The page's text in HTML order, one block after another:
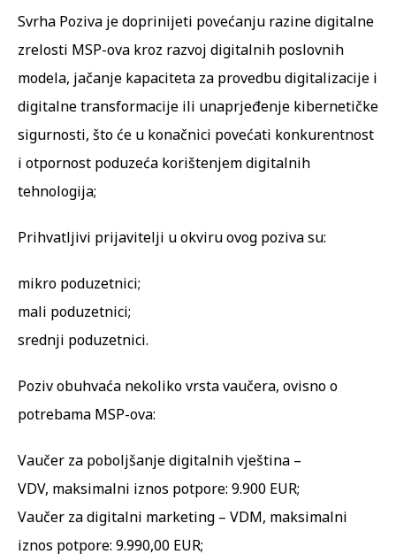
Svrha Poziva je doprinijeti povećanju razine digitalne
zrelosti MSP-ova kroz razvoj digitalnih poslovnih
modela, jačanje kapaciteta za provedbu digitalizacije i
digitalne transformacije ili unaprjeđenje kibernetičke
sigurnosti, što će u konačnici povećati konkurentnost
i otpornost poduzeća korištenjem digitalnih
tehnologija;
Prihvatljivi prijavitelji u okviru ovog poziva su:
mikro poduzetnici;
mali poduzetnici;
srednji poduzetnici.
Poziv obuhvaća nekoliko vrsta vaučera, ovisno o
potrebama MSP-ova:
Vaučer za poboljšanje digitalnih vještina –
VDV, maksimalni iznos potpore: 9.900 EUR;
Vaučer za digitalni marketing – VDM, maksimalni
iznos potpore: 9.990,00 EUR;